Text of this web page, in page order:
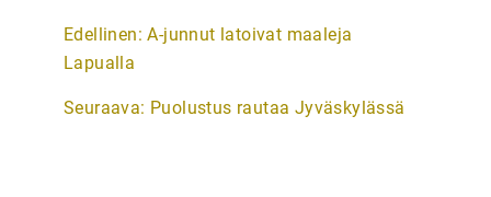
A
r
i
Edellinen: A-junnut latoivat maaleja
Lapualla
Seuraava: Puolustus rautaa Jyväskylässä